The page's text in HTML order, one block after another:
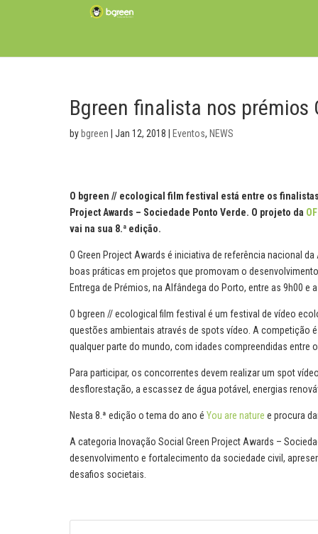
Bgreen finalista nos prémios
by bgreen Jan 12, 2018 Eventos, NEWS
O bgreen // ecological film festival está entre os
Project Awards – Sociedade Ponto Verde. O projeto da
vai na sua 8.ª edição.
O Green Project Awards é iniciativa de referência nacional
boas práticas em projetos que promovam o
Entrega de Prémios, na Alfândega do Porto, entre as 9h00 e
O bgreen // ecological film festival é um festival de vídeo
questões ambientais através de spots vídeo. A competição
qualquer parte do mundo, com idades compreendidas entre
Para participar, os concorrentes devem realizar um spot
desflorestação, a escassez de água potável, energias
Nesta 8.ª edição o tema do ano é You are nature e procura
A categoria Inovação Social Green Project Awards –
desenvolvimento e fortalecimento da sociedade civil,
desafios societais.